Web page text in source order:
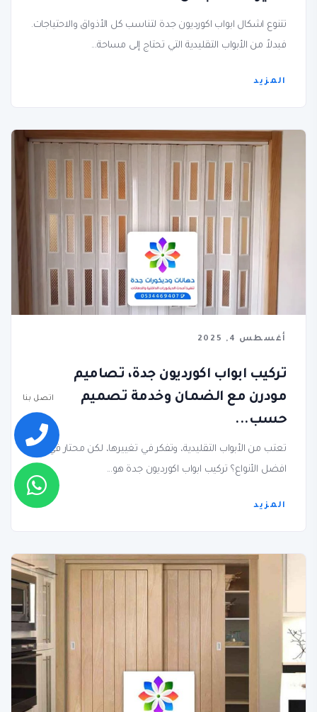
تتنوع اشكال ابواب اكورديون جدة لتناسب كل الأذواق والاحتياجات.
فبدلاً من الأبواب التقليدية التي تحتاج إلى مساحة...
المزيد
أغسطس 4, 2025
تركيب ابواب اكورديون جدة، تصاميم
مودرن مع الضمان وخدمة تصميم
حسب...
تعتب من الأبواب التقليدية، وتفكر في تغييرها، لكن محتار في
افضل الأنواع؟ تركيب ابواب اكورديون جدة هو...
المزيد
اتصل بنا